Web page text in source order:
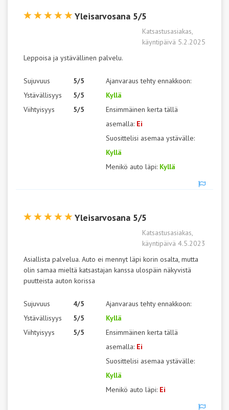
Yleisarvosana 5/5
Katsastusasiakas,
käyntipäivä 5.2.2025
Leppoisa ja ystävällinen palvelu.
Sujuvuus
Ystävällisyys
Viihtyisyys
5/5
5/5
5/5
Ajanvaraus tehty ennakkoon:
Kyllä
Ensimmäinen kerta tällä
asemalla: Ei
Suosittelisi asemaa ystävälle:
Kyllä
Menikö auto läpi: Kyllä
Yleisarvosana 5/5
Katsastusasiakas,
käyntipäivä 4.5.2023
Asiallista palvelua. Auto ei mennyt läpi korin osalta, mutta
olin samaa mieltä katsastajan kanssa ulospäin näkyvistä
puutteista auton korissa
Sujuvuus
Ystävällisyys
Viihtyisyys
4/5
5/5
5/5
Ajanvaraus tehty ennakkoon:
Kyllä
Ensimmäinen kerta tällä
asemalla: Ei
Suosittelisi asemaa ystävälle:
Kyllä
Menikö auto läpi: Ei